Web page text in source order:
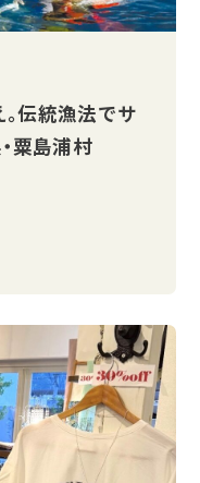
伝統漁法でサ
粟島浦村